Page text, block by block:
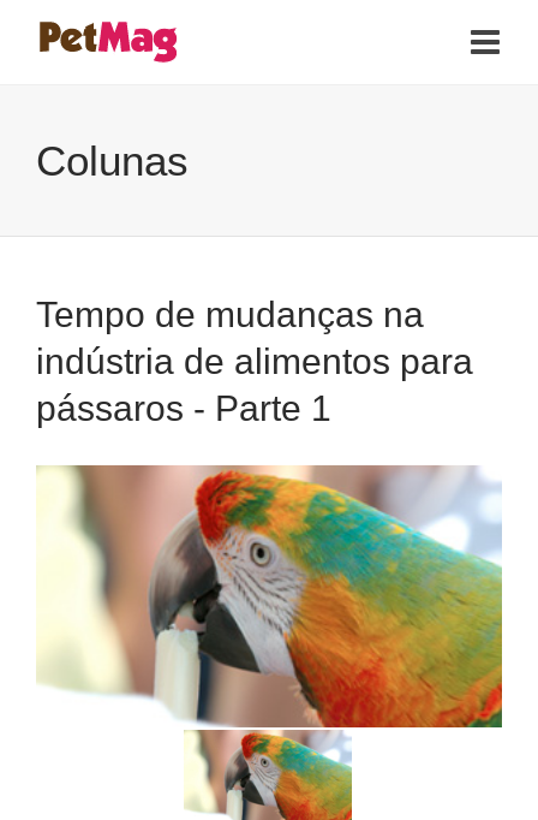
Colunas
Tempo de mudanças na
indústria de alimentos para
pássaros - Parte 1